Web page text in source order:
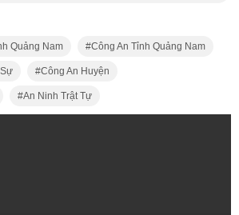
Quảng Nam Công An Tỉnh Quảng Nam
Công An Huyện
An Ninh Trật Tự